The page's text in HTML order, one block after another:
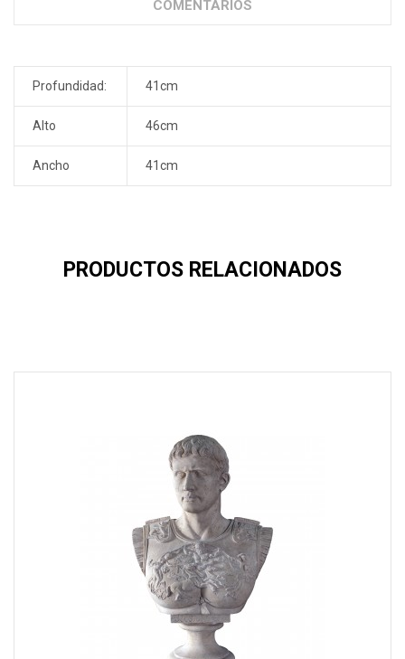
COMENTARIOS
Profundidad: 41cm
Alto 46cm
Ancho 41cm
PRODUCTOS RELACIONADOS